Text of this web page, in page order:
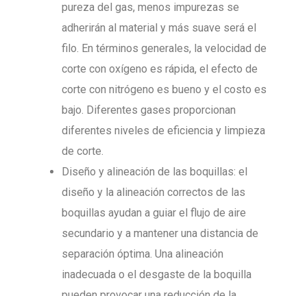
pureza del gas, menos impurezas se
adherirán al material y más suave será el
filo. En términos generales, la velocidad de
corte con oxígeno es rápida, el efecto de
corte con nitrógeno es bueno y el costo es
bajo. Diferentes gases proporcionan
diferentes niveles de eficiencia y limpieza
de corte.
Diseño y alineación de las boquillas: el
diseño y la alineación correctos de las
boquillas ayudan a guiar el flujo de aire
secundario y a mantener una distancia de
separación óptima. Una alineación
inadecuada o el desgaste de la boquilla